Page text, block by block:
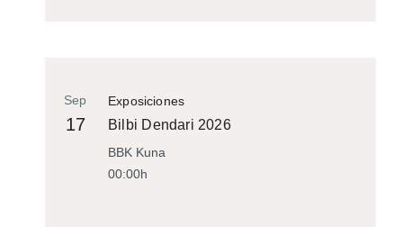
Exposiciones
Sep
17 Bilbi Dendari 2026
BBK Kuna
00:00h